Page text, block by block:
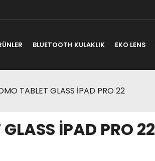
BLUETOOTH KULAKLIK EKO LENS
TABLET GLASS İPAD PRO 22
İPAD PRO 22